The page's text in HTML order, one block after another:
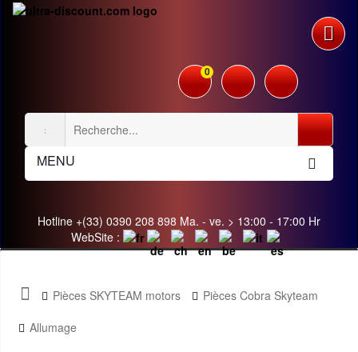
0
MENU
Hotline +(33) 0390 208 898 Ma. - ve. > 13:00 - 17:00 Hr
WebSite :
Pièces SKYTEAM motors
Pièces Cobra Skyteam
Allumage